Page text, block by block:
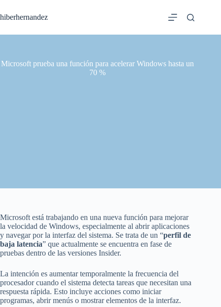
al
contenido
hiberhernandez
Microsoft prueba una función para acelerar Windows hasta un
70 %
Microsoft está trabajando en una nueva función para mejorar
la velocidad de Windows, especialmente al abrir aplicaciones
y navegar por la interfaz del sistema. Se trata de un “perfil de
baja latencia” que actualmente se encuentra en fase de
pruebas dentro de las versiones Insider.
La intención es aumentar temporalmente la frecuencia del
procesador cuando el sistema detecta tareas que necesitan una
respuesta rápida. Esto incluye acciones como iniciar
programas, abrir menús o mostrar elementos de la interfaz.